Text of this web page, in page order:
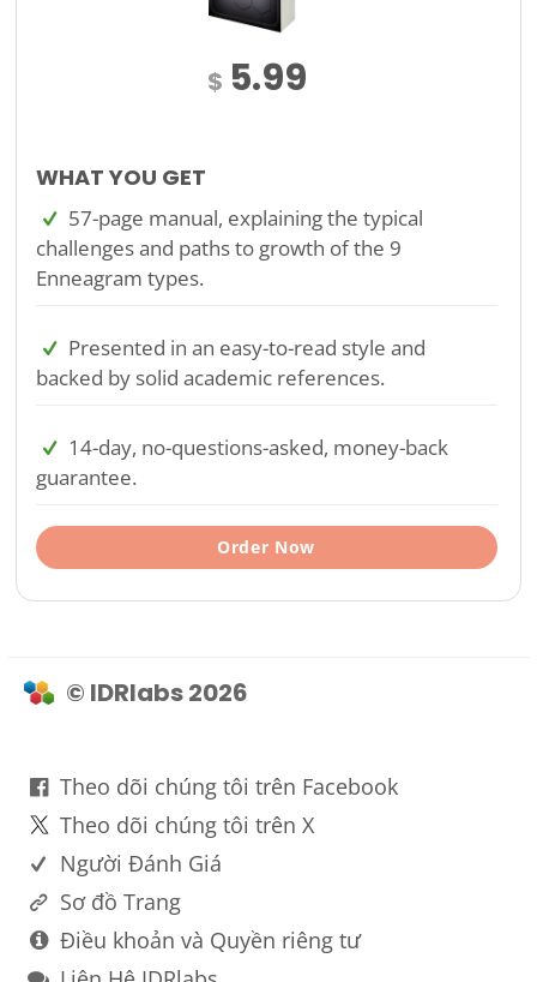
$ 5.99
WHAT YOU GET
57-page manual, explaining the typical
challenges and paths to growth of the 9
Enneagram types.
Presented in an easy-to-read style and
backed by solid academic references.
14-day, no-questions-asked, money-back
guarantee.
Order Now
© IDRlabs 2026
Theo dõi chúng tôi trên Facebook
Theo dõi chúng tôi trên X
Người Đánh Giá
Sơ đồ Trang
Điều khoản và Quyền riêng tư